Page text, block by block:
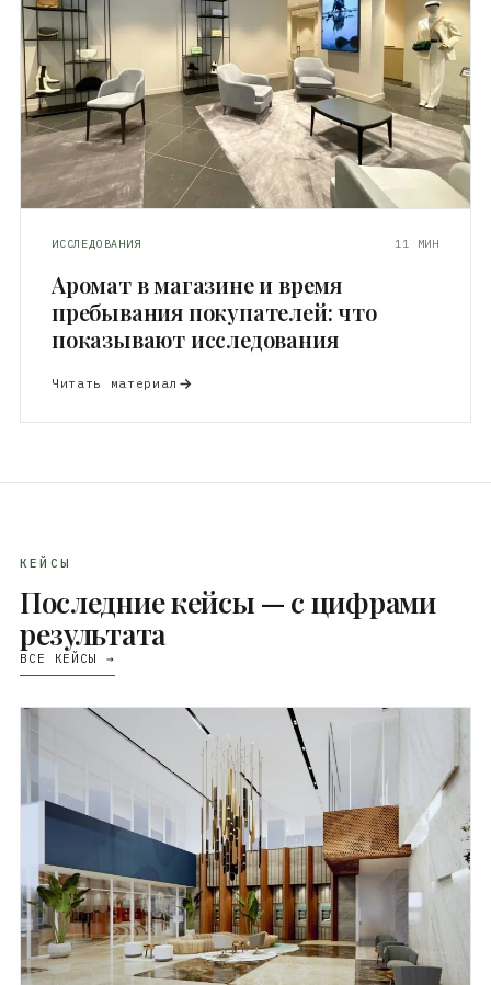
ИССЛЕДОВАНИЯ 11 МИН
Аромат в магазине и время
пребывания покупателей: что
показывают исследования
Читать материал
КЕЙСЫ
Последние кейсы — с цифрами
результата
ВСЕ КЕЙСЫ →